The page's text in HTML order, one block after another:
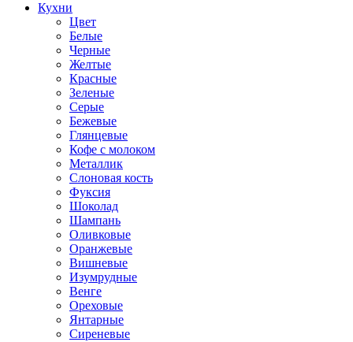
Кухни
Цвет
Белые
Черные
Желтые
Красные
Зеленые
Серые
Бежевые
Глянцевые
Кофе с молоком
Металлик
Слоновая кость
Фуксия
Шоколад
Шампань
Оливковые
Оранжевые
Вишневые
Изумрудные
Венге
Ореховые
Янтарные
Сиреневые